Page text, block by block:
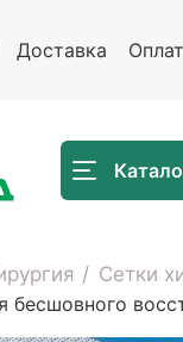
Доставка
Сетки
бесшовного